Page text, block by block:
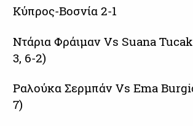
Κύπρος-Βοσνία 2-1
Ντάρια Φράιμαν Vs Suana
3, 6-2)
Ραλούκα Σερμπάν Vs Ema
7)